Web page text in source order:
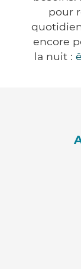
pour
encore
la nuit :